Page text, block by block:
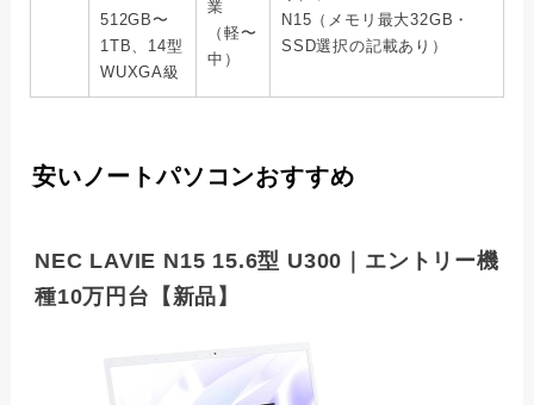
512GB〜
1TB、14型
WUXGA級
業
（軽〜
中）
N15（メモリ最大32GB・
SSD選択の記載あり）
安いノートパソコンおすすめ
NEC LAVIE N15 15.6型 U300｜エントリー機
種10万円台【新品】